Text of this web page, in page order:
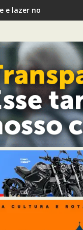
e lazer no Morro
novas exigências de